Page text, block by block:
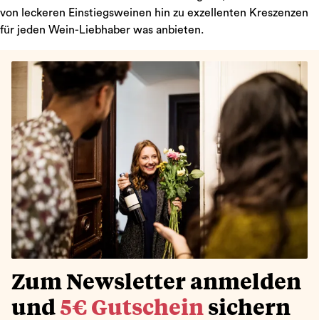
von leckeren Einstiegsweinen hin zu exzellenten Kreszenzen
für jeden Wein-Liebhaber was anbieten.
Zum Newsletter anmelden
und 5€ Gutschein sichern